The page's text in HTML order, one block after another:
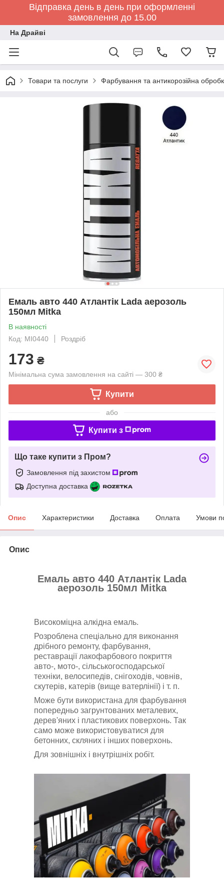
Відправка день в день при оформленні
замовлення до 15.00
На Драйві
Товари та послуги Фарбування та антикорозійна
Емаль авто 440 Атлантік Lada аерозоль
150мл Mitka
В наявності
Код: MI0440
Роздріб
173 ₴
Мінімальна сума замовлення на сайті — 300 ₴
Купити
або
Купити з
Що таке купити з Пром?
Замовлення під захистом
Доступна доставка
Опис Характеристики Доставка Оплата Умови
Опис
Емаль авто 440 Атлантік Lada
аерозоль 150мл Mitka
Високоміцна алкідна емаль.
Розроблена спеціально для виконання
дрібного ремонту, фарбування,
реставрації лакофарбового покриття
авто-, мото-, сільськогосподарської
техніки, велосипедів, снігоходів, човнів,
скутерів, катерів (вище ватерлінії) і т. п.
Може бути використана для фарбування
попередньо загрунтованих металевих,
дерев'яних і пластикових поверхонь. Так
само може використовуватися для
бетонних, скляних і інших поверхонь.
Для зовнішніх і внутрішніх робіт.